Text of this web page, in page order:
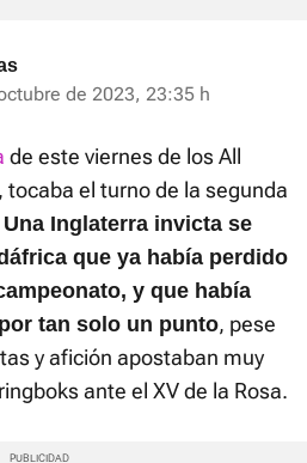
de 2023, 23:35 h
de este viernes de los All
el turno de la segunda
Una Inglaterra invicta se
que ya había perdido
y que había
tan solo un punto, pese
y afición apostaban muy
ante el XV de la Rosa.